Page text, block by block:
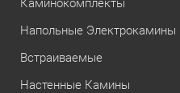
Каминокомплекты
Напольные Электрокамины
Встраиваемые
Настенные Камины